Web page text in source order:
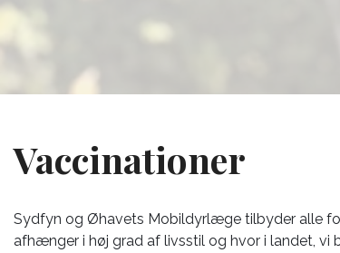
Vaccinationer
Sydfyn og Øhavets Mobildyrlæge tilbyder alle
afhænger i høj grad af livsstil og hvor i landet,